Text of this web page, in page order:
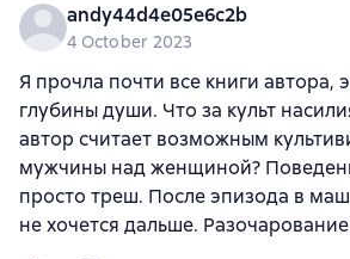
andy44d4e05e6c2b
4 October 2023
Я прочла почти все книги автора,
глубины души. Что за культ
автор считает возможным
мужчины над женщиной?
просто треш. После эпизода в
не хочется дальше.